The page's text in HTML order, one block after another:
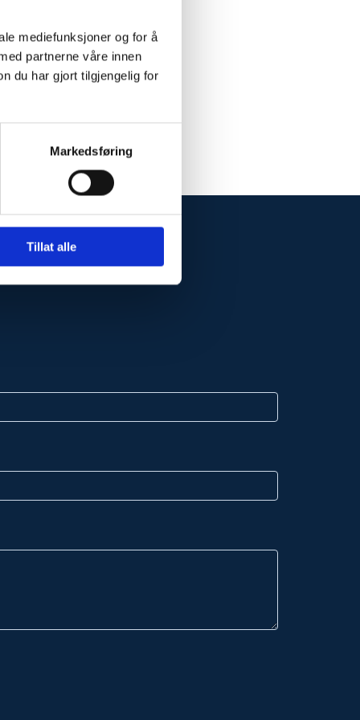
mediefunksjoner og for å
partnerne våre innen
du har gjort tilgjengelig for
Markedsføring
Tillat alle